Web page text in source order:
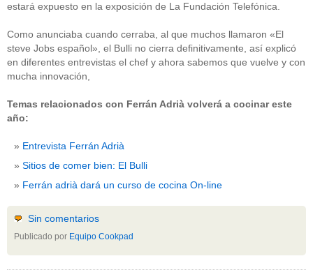
estará expuesto en la exposición de La Fundación Telefónica.
Como anunciaba cuando cerraba, al que muchos llamaron «El
steve Jobs español», el Bulli no cierra definitivamente, así explicó
en diferentes entrevistas el chef y ahora sabemos que vuelve y con
mucha innovación,
Temas relacionados con Ferrán Adrià volverá a cocinar este
año:
Entrevista Ferrán Adrià
Sitios de comer bien: El Bulli
Ferrán adrià dará un curso de cocina On-line
Sin comentarios
Publicado por Equipo Cookpad